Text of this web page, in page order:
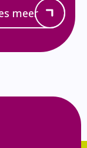
meer